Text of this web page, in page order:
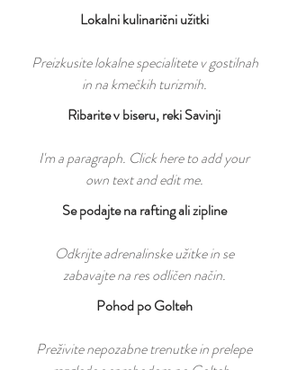
Lokalni kulinarični užitki
Preizkusite lokalne specialitete v gostilnah
in na kmečkih turizmih.
Ribarite v biseru, reki Savinji
I'm a paragraph. Click here to add your
own text and edit me.
Se podajte na rafting ali zipline
Odkrijte adrenalinske užitke in se
zabavajte na res odličen način.
Pohod po Golteh
Preživite nepozabne trenutke in prelepe